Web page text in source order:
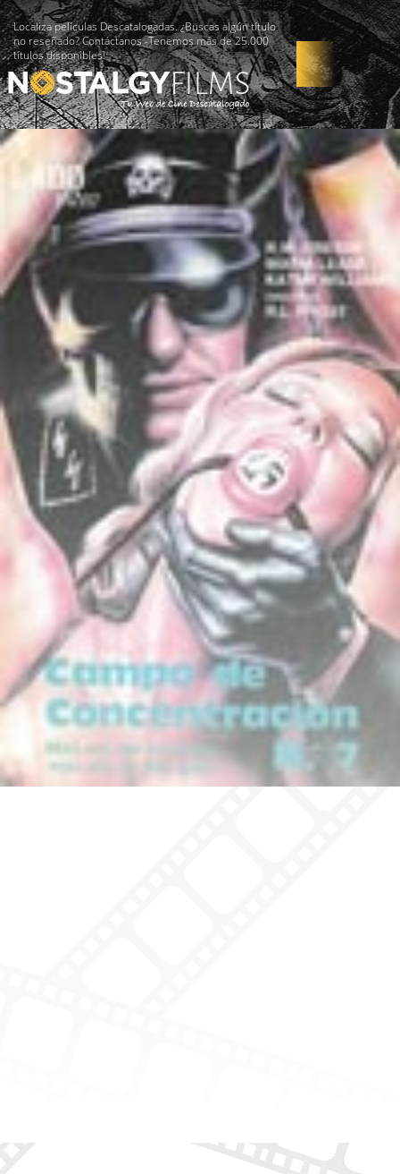
Localiza películas Descatalogadas. ¿Buscas algún título
no reseñado? Contáctanos -Tenemos más de 25.000
títulos disponibles!